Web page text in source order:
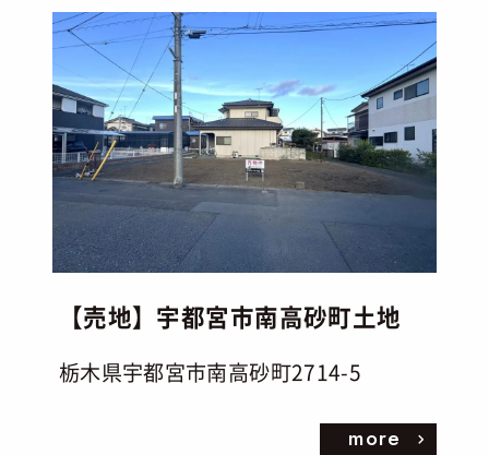
【売地】宇都宮市南高砂町土地
栃木県宇都宮市南高砂町2714-5
more